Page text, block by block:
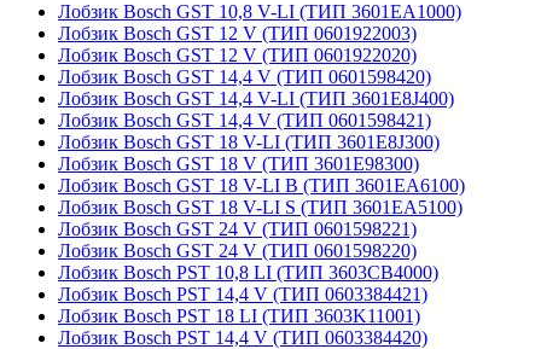
Лобзик Bosch GST 10,8 V-LI (ТИП 3601EA1000)
Лобзик Bosch GST 12 V (ТИП 0601922003)
Лобзик Bosch GST 12 V (ТИП 0601922020)
Лобзик Bosch GST 14,4 V (ТИП 0601598420)
Лобзик Bosch GST 14,4 V-LI (ТИП 3601E8J400)
Лобзик Bosch GST 14,4 V (ТИП 0601598421)
Лобзик Bosch GST 18 V-LI (ТИП 3601E8J300)
Лобзик Bosch GST 18 V (ТИП 3601E98300)
Лобзик Bosch GST 18 V-LI B (ТИП 3601EA6100)
Лобзик Bosch GST 18 V-LI S (ТИП 3601EA5100)
Лобзик Bosch GST 24 V (ТИП 0601598221)
Лобзик Bosch GST 24 V (ТИП 0601598220)
Лобзик Bosch PST 10,8 LI (ТИП 3603CB4000)
Лобзик Bosch PST 14,4 V (ТИП 0603384421)
Лобзик Bosch PST 18 LI (ТИП 3603K11001)
Лобзик Bosch PST 14,4 V (ТИП 0603384420)